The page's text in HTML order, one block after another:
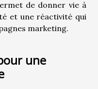
de donner vie à
et une réactivité qui
marketing.
une